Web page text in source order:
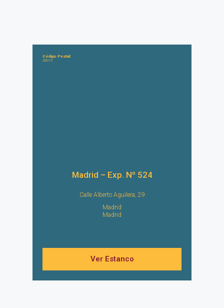
Código Postal:
28015
Madrid – Exp. Nº 524
Calle Alberto Aguilera, 29
Madrid
Madrid
Ver Estanco